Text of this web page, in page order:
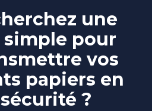
une
pour
vos
papiers en
?